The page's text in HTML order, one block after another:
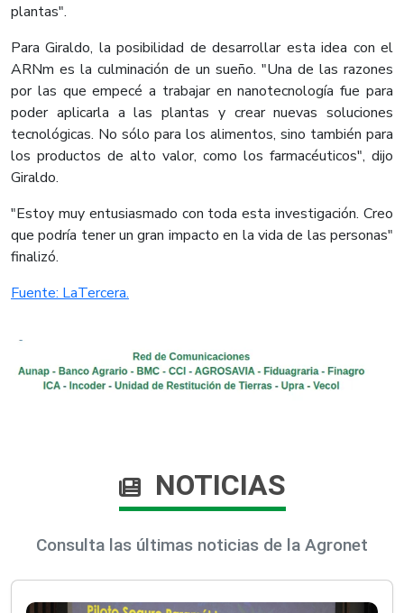
plantas".
Para Giraldo, la posibilidad de desarrollar esta idea con el
ARNm es la culminación de un sueño. "Una de las razones
por las que empecé a trabajar en nanotecnología fue para
poder aplicarla a las plantas y crear nuevas soluciones
tecnológicas. No sólo para los alimentos, sino también para
los productos de alto valor, como los farmacéuticos", dijo
Giraldo.
"Estoy muy entusiasmado con toda esta investigación. Creo
que podría tener un gran impacto en la vida de las personas"
finalizó.
Fuente: LaTercera.
NOTICIAS
Consulta las últimas noticias de la Agronet